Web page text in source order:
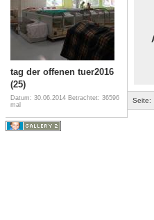
tag der offenen tuer2016
(25)
Datum: 30.06.2014 Betrachtet: 36596
mal
Seite: